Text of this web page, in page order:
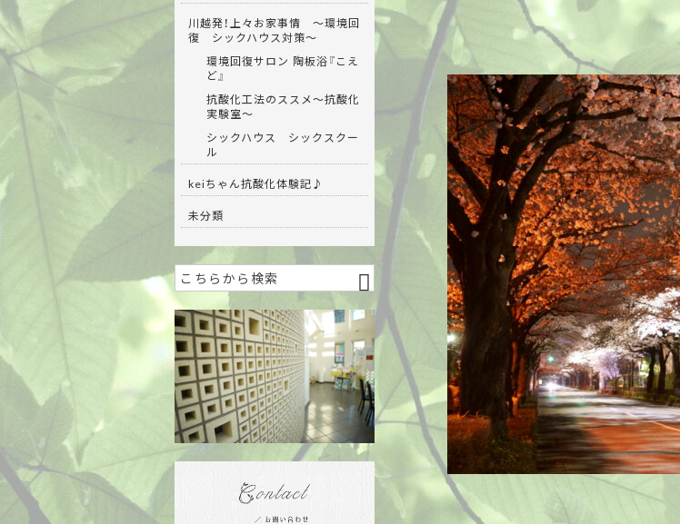
川越発！上々お家事情 ～環境回
復 シックハウス対策～
環境回復サロン 陶板浴『こえ
ど』
抗酸化工法のススメ～抗酸化
実験室～
シックハウス シックスクー
ル
keiちゃん抗酸化体験記♪
未分類